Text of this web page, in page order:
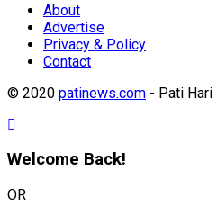
About
Advertise
Privacy & Policy
Contact
© 2020 patinews.com - Pati Hari
Welcome Back!
OR